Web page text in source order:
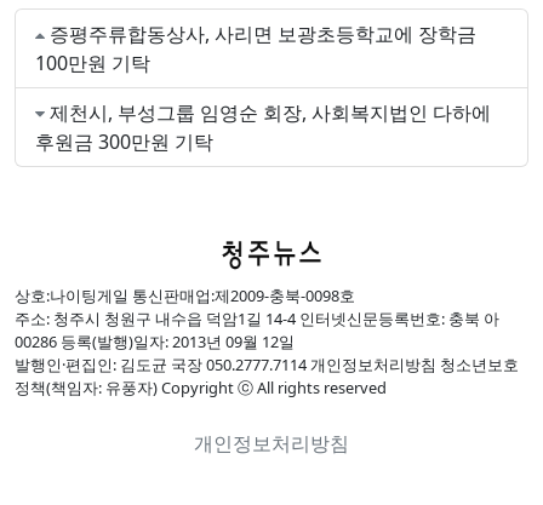
증평주류합동상사, 사리면 보광초등학교에 장학금
100만원 기탁
제천시, 부성그룹 임영순 회장, 사회복지법인 다하에
후원금 300만원 기탁
상호:나이팅게일 통신판매업:제2009-충북-0098호
주소: 청주시 청원구 내수읍 덕암1길 14-4 인터넷신문등록번호: 충북 아
00286 등록(발행)일자: 2013년 09월 12일
발행인·편집인: 김도균 국장 050.2777.7114 개인정보처리방침 청소년보호
정책(책임자: 유풍자) Copyright ⓒ All rights reserved
개인정보처리방침